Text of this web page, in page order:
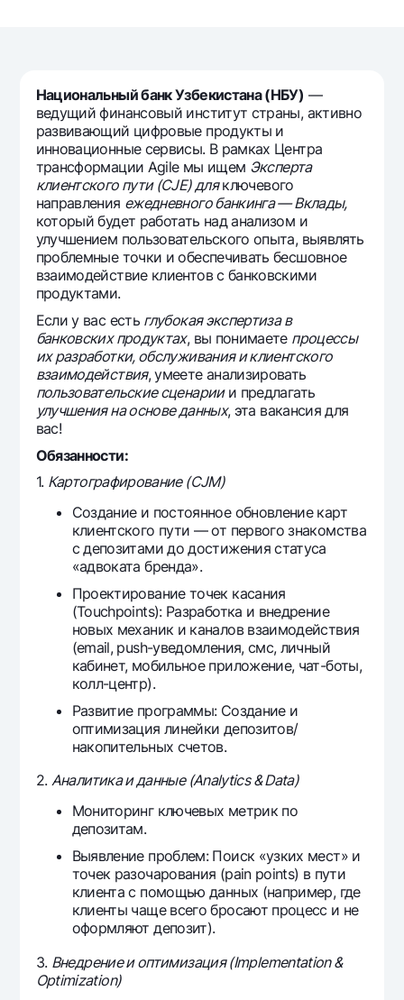
Gold deposit
Gold Bullion by NBU
Silver deposit
Mastercard
Salary
Garmin pay
Promotions
Mobile application Milliy
FAQ
Ищите по сайту
Search
Helpful links
FAQ
Press Center
Offices and ATMs
Consent for processing personal data
Follow us on social networks
Contact center
+998 78 148-00-101344
Национальный банк Узбекистана (НБУ) —
ведущий финансовый институт страны, активно
развивающий цифровые продукты и
инновационные сервисы. В рамках Центра
трансформации Agile мы ищем Эксперта
клиентского пути (CJE) дляключевого
направления ежедневного банкинга — Вклады,
который будет работать над анализом и
улучшением пользовательского опыта, выявлять
проблемные точки и обеспечивать бесшовное
взаимодействие клиентов с банковскими
продуктами.
Если у вас есть глубокая экспертиза в
банковских продуктах, вы понимаете процессы
их разработки, обслуживания и клиентского
взаимодействия, умеете анализировать
пользовательские сценариии предлагать
улучшения на основе данных, эта вакансия для
вас!
Обязанности:
1. Картографирование (CJM)
Создание и постоянное обновление карт
клиентского пути — от первого знакомства
с депозитами до достижения статуса
«адвоката бренда».
Проектирование точек касания
(Touchpoints): Разработка и внедрение
новых механик и каналов взаимодействия
(email, push-уведомления, смс, личный
кабинет, мобильное приложение, чат-боты,
колл-центр).
Развитие программы: Создание и
оптимизация линейки депозитов/
накопительных счетов.
2. Аналитика и данные (Analytics & Data)
Мониторинг ключевых метрик по
депозитам.
Выявление проблем: Поиск «узких мест» и
точек разочарования (pain points) в пути
клиента с помощью данных (например, где
клиенты чаще всего бросают процесс и не
оформляют депозит).
3. Внедрение и оптимизация (Implementation &
Optimization)